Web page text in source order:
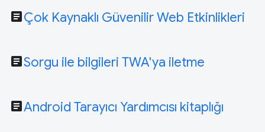
articleÇok Kaynaklı Güvenilir Web Etkinlikleri
articleSorgu ile bilgileri TWA'ya iletme
articleAndroid Tarayıcı Yardımcısı kitaplığı